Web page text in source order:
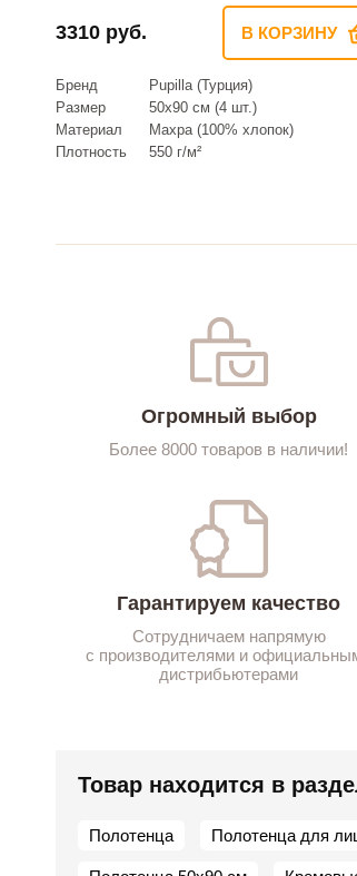
3310 руб. В КОРЗИНУ
Бренд
Pupilla (Турция)
Размер
50х90 см (4 шт.)
Материал
Махра (100% хлопок)
Плотность
550 г/м²
Огромный выбор
Более 8000 товаров в наличии!
Гарантируем качество
Сотрудничаем напрямую
с производителями и
дистрибьютерами
Товар находится в
Полотенца Полотенца для